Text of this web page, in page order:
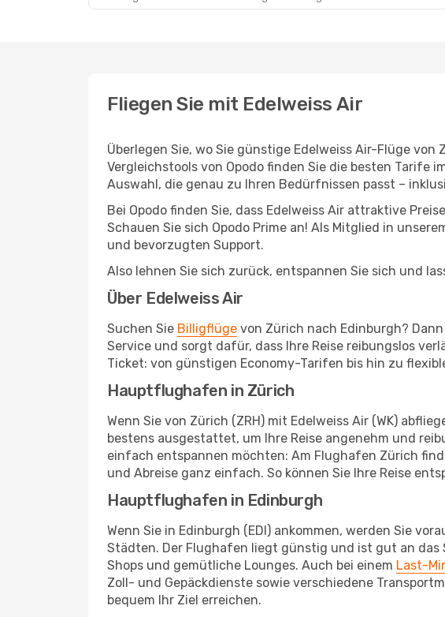
Fliegen Sie mit Edelweiss Air
Überlegen Sie, wo Sie günstige Edelweiss Air-Flüge
Vergleichstools von Opodo finden Sie die besten Tarife
Auswahl, die genau zu Ihren Bedürfnissen passt –
Bei Opodo finden Sie, dass Edelweiss Air attraktive
Schauen Sie sich Opodo Prime an! Als Mitglied in
und bevorzugten Support.
Also lehnen Sie sich zurück, entspannen Sie sich und
Über Edelweiss Air
Suchen Sie Billigflüge von Zürich nach Edinburgh?
Service und sorgt dafür, dass Ihre Reise reibungslos
Ticket: von günstigen Economy-Tarifen bis hin zu
Hauptflughafen in Zürich
Wenn Sie von Zürich (ZRH) mit Edelweiss Air (WK)
bestens ausgestattet, um Ihre Reise angenehm und
einfach entspannen möchten: Am Flughafen Zürich
und Abreise ganz einfach. So können Sie Ihre Reise
Hauptflughafen in Edinburgh
Wenn Sie in Edinburgh (EDI) ankommen, werden Sie
Städten. Der Flughafen liegt günstig und ist gut an das
Shops und gemütliche Lounges. Auch bei einem Last-
Zoll- und Gepäckdienste sowie verschiedene
bequem Ihr Ziel erreichen.